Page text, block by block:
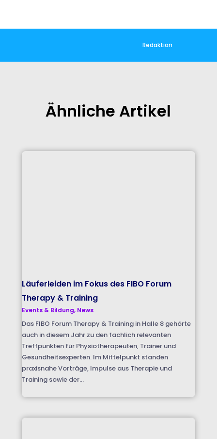
Redaktion
Ähnliche Artikel
Läuferleiden im Fokus des FIBO Forum
Therapy & Training
Events & Bildung, News
Das FIBO Forum Therapy & Training in Halle 8 gehörte
auch in diesem Jahr zu den fachlich relevanten
Treffpunkten für Physiotherapeuten, Trainer und
Gesundheitsexperten. Im Mittelpunkt standen
praxisnahe Vorträge, Impulse aus Therapie und
Training sowie der...